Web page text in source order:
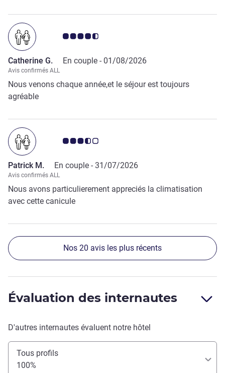
Note Avis clients 4.5/5
Catherine G. En couple - 01/08/2026
Avis confirmés ALL
Nous venons chaque année,et le séjour est toujours
agréable
Note Avis clients 3.5/5
Patrick M. En couple - 31/07/2026
Avis confirmés ALL
Nous avons particulierement appreciés la climatisation
avec cette canicule
Nos 20 avis les plus récents
Évaluation des internautes
D'autres internautes évaluent notre hôtel
Tous profils
100%